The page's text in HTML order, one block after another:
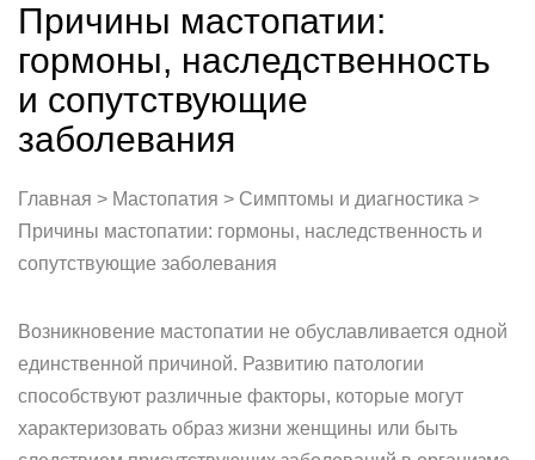
Причины мастопатии:
гормоны, наследственность
и сопутствующие
заболевания
Главная > Мастопатия > Симптомы и диагностика >
Причины мастопатии: гормоны, наследственность и
сопутствующие заболевания
Возникновение мастопатии не обуславливается одной
единственной причиной. Развитию патологии
способствуют различные факторы, которые могут
характеризовать образ жизни женщины или быть